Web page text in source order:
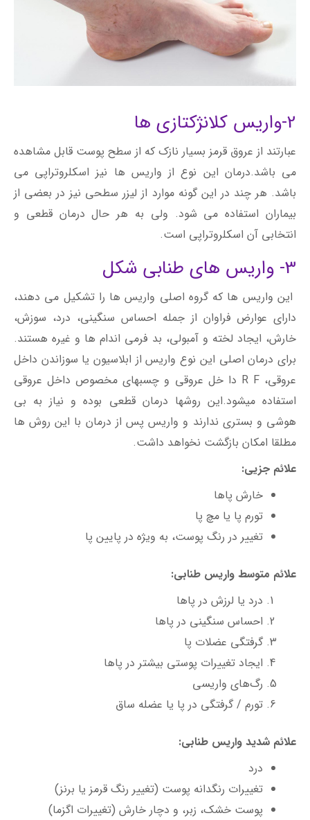
2-واریس کلانژکتازی ها
عبارتند از عروق قرمز بسیار نازک که از سطح پوست قابل مشاهده
می باشد.درمان این نوع از واریس ها نیز اسکلروتراپی می
باشد. هر چند در این گونه موارد از لیزر سطحی نیز در بعضی از
بیماران استفاده می شود. ولی به هر حال درمان قطعی و
انتخابی آن اسکلروتراپی است.
3- واریس های طنابی شکل
این واریس ها که گروه اصلی واریس ها را تشکیل می دهند،
دارای عوارض فراوان از جمله احساس سنگینی، درد، سوزش،
خارش، ایجاد لخته و آمبولی، بد فرمی اندام ها و غیره هستند.
برای درمان اصلی این نوع واریس از ابلاسیون یا سوزاندن داخل
عروقی، R F دا خل عروقی و چسبهای مخصوص داخل عروقی
استفاده میشود.این روشها درمان قطعی بوده و نیاز به بی
هوشی و بستری ندارند و واریس پس از درمان با این روش ها
مطلقا امکان بازگشت نخواهد داشت.
علائم جزیی:
خارش پاها
تورم پا یا مچ پا
تغییر در رنگ پوست، به ویژه در پایین پا
علائم متوسط واریس طنابی:
درد یا لرزش در پاها
احساس سنگینی در پاها
گرفتگی عضلات پا
ایجاد تغییرات پوستی بیشتر در پاها
رگ‌های واریسی
تورم / گرفتگی در پا یا عضله ساق
علائم شدید واریس طنابی:
درد
تغییرات رنگدانه پوست (تغییر رنگ قرمز یا برنز)
پوست خشک، زبر، و دچار خارش (تغییرات اگزما)